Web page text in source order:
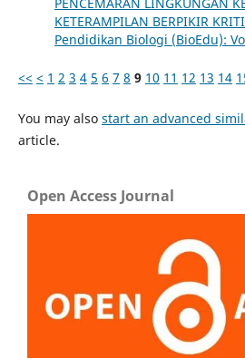
PENCEMARAN LINGKUNGAN
KETERAMPILAN BERPIKIR
Pendidikan Biologi (BioEdu):
<< < 1 2 3 4 5 6 7 8 9 10 11 12 13 14
You may also start an advanced
article.
Open Access Journal